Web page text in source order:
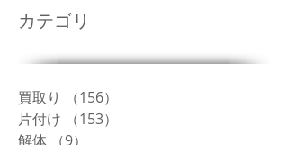
カテゴリ
買取り （156）
片付け
（153）
解体
（9）